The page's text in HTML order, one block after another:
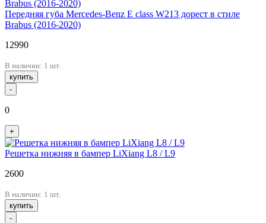
Передняя губа Mercedes-Benz E class W213 дорест в стиле
Brabus (2016-2020)
12990
В наличии: 1 шт.
купить
-
0
+
Решетка нижняя в бампер LiXiang L8 / L9
2600
В наличии: 1 шт.
купить
-